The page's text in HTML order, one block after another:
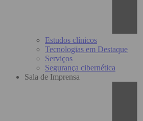
Estudos clínicos
Tecnologias em Destaque
Serviços
Segurança cibernética
Sala de Imprensa